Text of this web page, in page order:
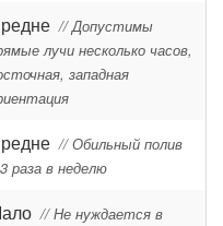
// Допустимы
лучи несколько часов,
западная
// Обильный полив
раза в неделю
// Не нуждается в